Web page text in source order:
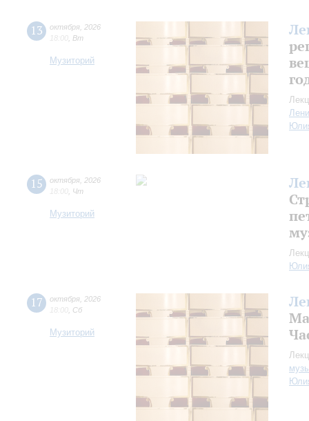
13 октября 2026
18:00 Вт
Музиторий
15 октября 2026
18:00 Чт
Музиторий
17 октября 2026
18:00 Сб
Музиторий